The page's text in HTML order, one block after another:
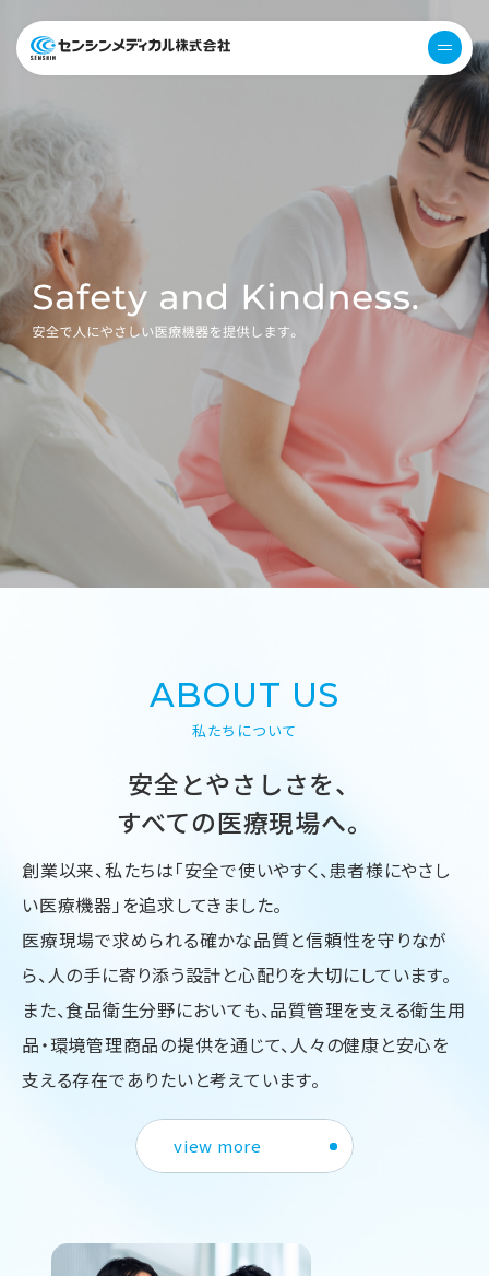
医療機器 衛生menu
ABOUT US
私たちについて
安全とやさしさを、
すべての医療現場へ。
創業以来、私たちは「安全で使いやすく、患者様にやさし
い医療機器」を追求してきました。
医療現場で求められる確かな品質と信頼性を守りなが
ら、人の手に寄り添う設計と心配りを大切にしています。
また、食品衛生分野においても、品質管理を支える衛生用
品・環境管理商品の提供を通じて、人々の健康と安心を
支える存在でありたいと考えています。
view more